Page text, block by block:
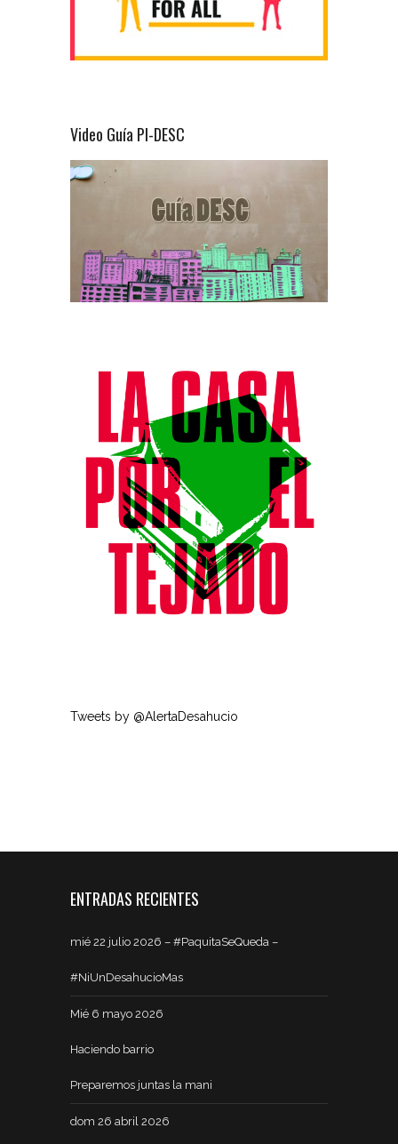
Video Guía PI-DESC
Tweets by @AlertaDesahucio
ENTRADAS RECIENTES
mié 22 julio 2026 – #PaquitaSeQueda –
#NiUnDesahucioMas
Mié 6 mayo 2026
Haciendo barrio
Preparemos juntas la mani
dom 26 abril 2026